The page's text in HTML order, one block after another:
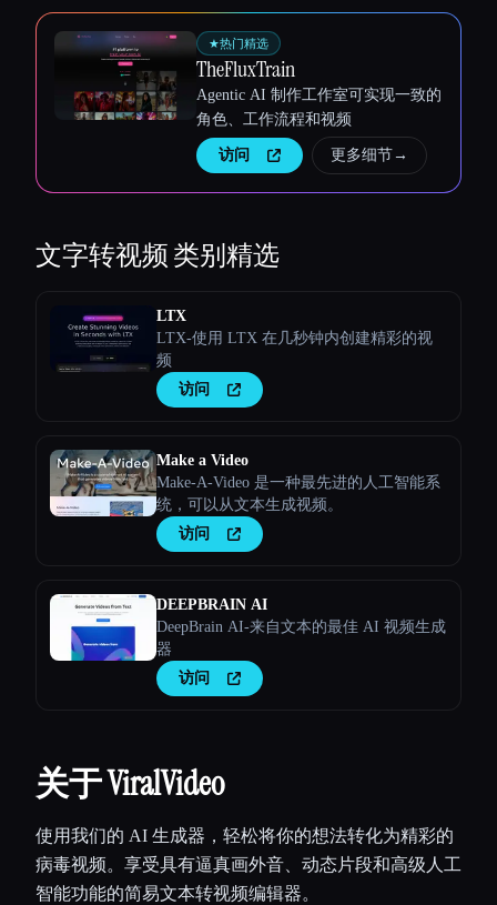
★热门精选
TheFluxTrain
Agentic AI 制作工作室可实现一致的
角色、工作流程和视频
访问 更多细节→
文字转视频类别精选
LTX
LTX-使用 LTX 在几秒钟内创建精彩的视
频
访问
Make a Video
Make-A-Video 是一种最先进的人工智能系
统，可以从文本生成视频。
访问
DEEPBRAIN AI
DeepBrain AI-来自文本的最佳 AI 视频生成
器
访问
关于 ViralVideo
使用我们的 AI 生成器，轻松将你的想法转化为精彩的
病毒视频。享受具有逼真画外音、动态片段和高级人工
智能功能的简易文本转视频编辑器。